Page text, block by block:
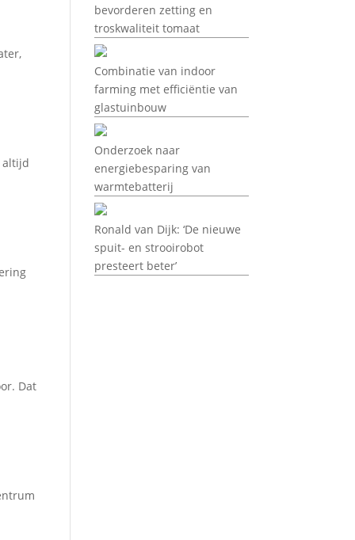
altijd
Dat
bevorderen zetting en
troskwaliteit tomaat
Combinatie van indoor
farming met efficiëntie van
glastuinbouw
Onderzoek naar
energiebesparing van
warmtebatterij
Ronald van Dijk: ‘De nieuwe
spuit- en strooirobot
presteert beter’